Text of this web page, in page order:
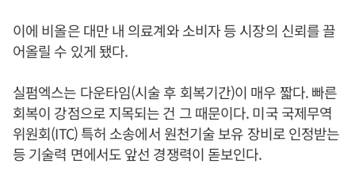
이에 비올은 대만 내 의료계와 소비자 등 시장의 신뢰를 끌
어올릴 수 있게 됐다.
실펌엑스는 다운타임(시술 후 회복기간)이 매우 짧다. 빠른
회복이 강점으로 지목되는 건 그 때문이다. 미국 국제무역
위원회(ITC) 특허 소송에서 원천기술 보유 장비로 인정받는
등 기술력 면에서도 앞선 경쟁력이 돋보인다.